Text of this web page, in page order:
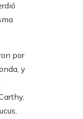
por
y